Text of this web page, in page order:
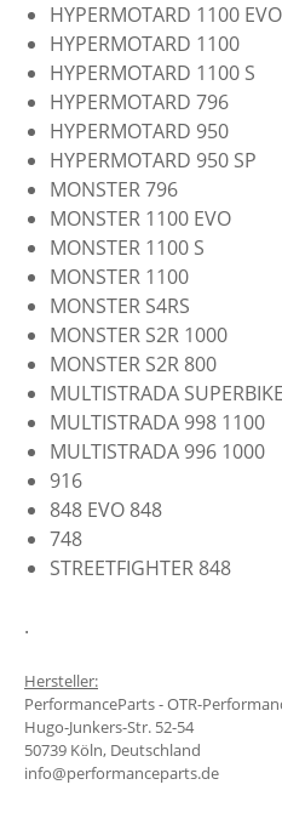
HYPERMOTARD 1100
HYPERMOTARD 1100
HYPERMOTARD 1100 S
HYPERMOTARD 796
HYPERMOTARD 950
HYPERMOTARD 950 SP
MONSTER 796
MONSTER 1100 EVO
MONSTER 1100 S
MONSTER 1100
MONSTER S4RS
MONSTER S2R 1000
MONSTER S2R 800
MULTISTRADA SUPERBIKE
MULTISTRADA 998 1100
MULTISTRADA 996 1000
916
848 EVO 848
748
STREETFIGHTER 848
.
Hersteller:
PerformanceParts - OTR-
Hugo-Junkers-Str. 52-54
50739 Köln, Deutschland
info@performanceparts.de